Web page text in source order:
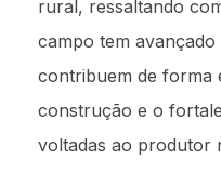
rural, ressaltando
campo tem
contribuem de forma
construção e o
voltadas ao produtor